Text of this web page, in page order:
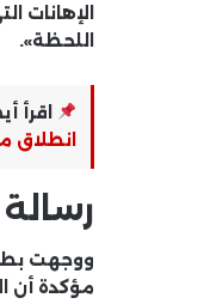
اللحظة».
اقرأ
انطلاق
ووجهت
مؤكدة أن